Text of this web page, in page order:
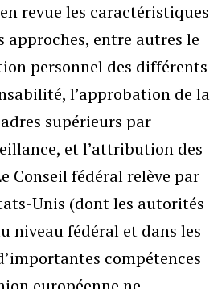
revue les caractéristiques
approches, entre autres le
personnel des différents
l’approbation de la
supérieurs par
et l’attribution des
Conseil fédéral relève par
Unis (dont les autorités
niveau fédéral et dans les
compétences